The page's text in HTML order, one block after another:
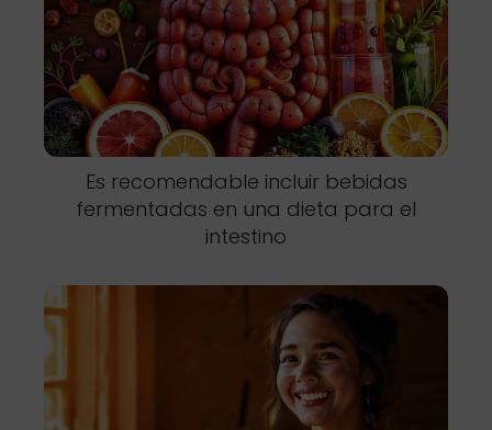
Es recomendable incluir bebidas
fermentadas en una dieta para el
intestino